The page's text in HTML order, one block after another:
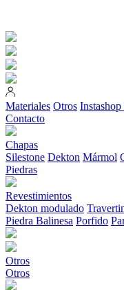
Materiales Otros Instashop
Contacto
Chapas
Silestone Dekton Mármol
Piedras
Revestimientos
Dekton modulado
Piedra Balinesa Porfido
Otros
Otros